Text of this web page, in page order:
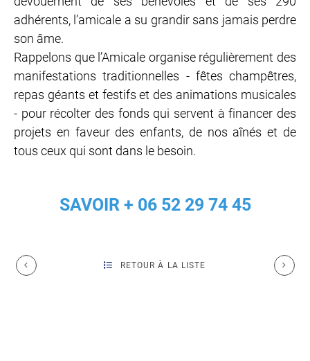
adhérents, l’amicale a su grandir sans jamais perdre
son âme.
Rappelons que l’Amicale organise régulièrement des
manifestations traditionnelles - fêtes champêtres,
repas géants et festifs et des animations musicales
- pour récolter des fonds qui servent à financer des
projets en faveur des enfants, de nos aînés et de
tous ceux qui sont dans le besoin.
SAVOIR + 06 52 29 74 45
RETOUR À LA LISTE